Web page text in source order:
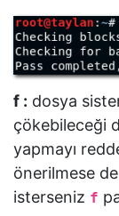
f : dosya
çökebileceği
yapmayı
önerilmese
isterseniz f